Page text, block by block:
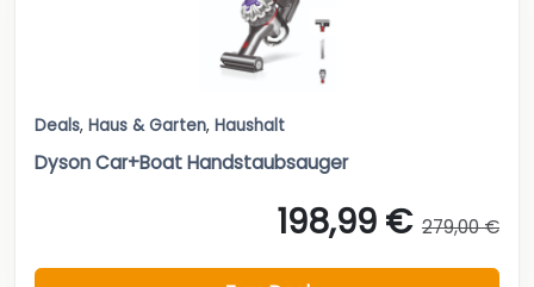
Deals, Haus & Garten, Haushalt
Dyson Car+Boat Handstaubsauger
198,99 € 279,00 €